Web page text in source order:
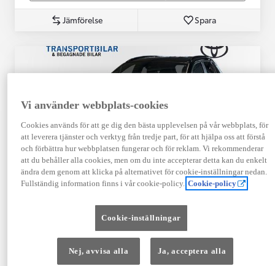
Jämförelse Spara
Toyota RAV4 Laddhybrid
STYLE (306hk) Drag/V-hjul/LED-ramp
KRYLBO
Vi använder webbplats-cookies
Cookies används för att ge dig den bästa upplevelsen på vår webbplats, för
att leverera tjänster och verktyg från tredje part, för att hjälpa oss att förstå
och förbättra hur webbplatsen fungerar och för reklam. Vi rekommenderar
att du behåller alla cookies, men om du inte accepterar detta kan du enkelt
ändra dem genom att klicka på alternativet för cookie-inställningar nedan.
Fullständig information finns i vår cookie-policy. Cookie-policy
Cookie-inställningar
Nej, avvisa alla Ja, acceptera alla